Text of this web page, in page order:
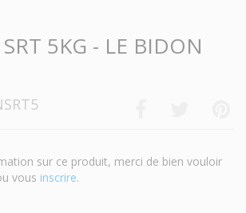
5KG - LE BIDON
sur ce produit, merci de bien vouloir
vous inscrire.